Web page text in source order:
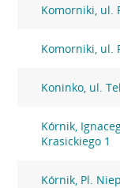
Komorniki, ul.
Komorniki, ul.
Koninko, ul.
Kórnik,
Krasickiego 1
Kórnik, Pl.